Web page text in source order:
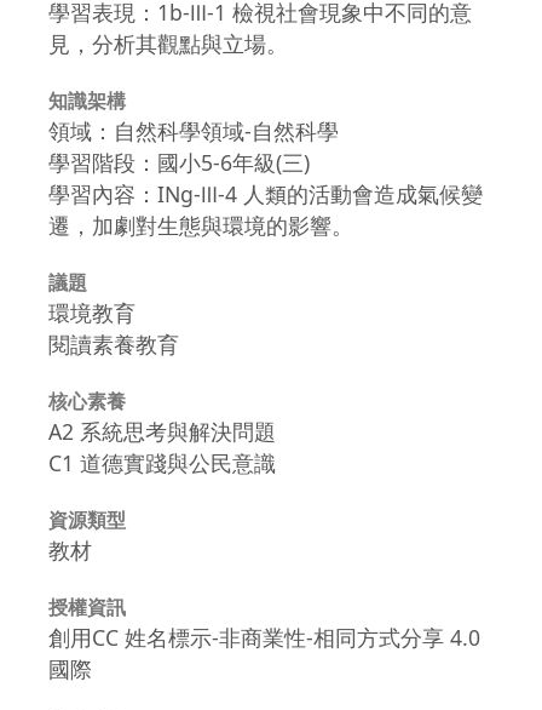
學習表現：1b-Ⅲ-1 檢視社會現象中不同的意
見，分析其觀點與立場。
知識架構
領域：自然科學領域-自然科學
學習階段：國小5-6年級(三)
學習內容：INg-Ⅲ-4 人類的活動會造成氣候變
遷，加劇對生態與環境的影響。
議題
環境教育
閱讀素養教育
核心素養
A2 系統思考與解決問題
C1 道德實踐與公民意識
資源類型
教材
授權資訊
創用CC 姓名標示-非商業性-相同方式分享 4.0
國際